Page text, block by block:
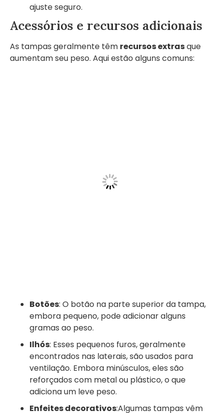
ajuste seguro.
Acessórios e recursos adicionais
As tampas geralmente têm recursos extrasque
aumentam seu peso. Aqui estão alguns comuns:
Botões: O botão na parte superior da tampa,
embora pequeno, pode adicionar alguns
gramas ao peso.
Ilhós: Esses pequenos furos, geralmente
encontrados nas laterais, são usados para
ventilação. Embora minúsculos, eles são
reforçados com metal ou plástico, o que
adiciona um leve peso.
Enfeites decorativos:Algumas tampas vêm